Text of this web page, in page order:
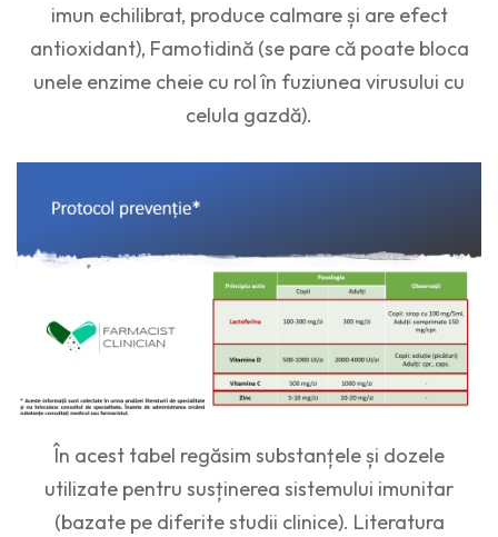
imun echilibrat, produce calmare și are efect
antioxidant), Famotidină (se pare că poate bloca
unele enzime cheie cu rol în fuziunea virusului cu
celula gazdă).
În acest tabel regăsim substanțele și dozele
utilizate pentru susținerea sistemului imunitar
(bazate pe diferite studii clinice). Literatura